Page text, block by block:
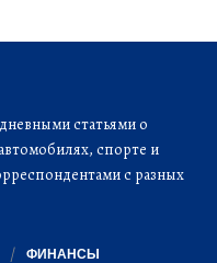
статьями о
спорте и
с разных
ФИНАНСЫ